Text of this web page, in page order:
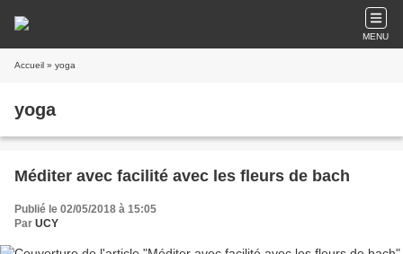
MENU
Accueil » yoga
yoga
Méditer avec facilité avec les fleurs de bach
Publié le 02/05/2018 à 15:05
Par UCY